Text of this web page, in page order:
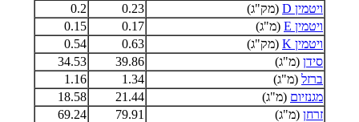
ויטמין D
(מק"ג) 0.23
0.2
ויטמין E
(מ"ג) 0.17
0.15
ויטמין K
(מק"ג) 0.63
0.54
סידן (מ"ג) 39.86
34.53
ברזל (מ"ג) 1.34
1.16
מגנזיום (מ"ג) 21.44
18.58
זרחן (מ"ג) 79.91
69.24